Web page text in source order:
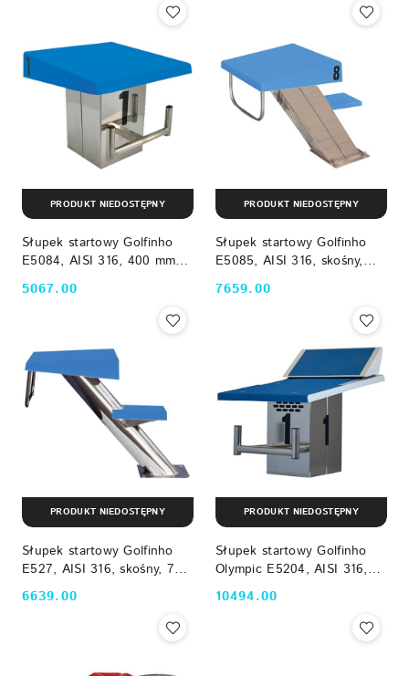
Słupek startowy Golfinho
E5084, AISI 316, 400 mm
Golfinho
Cena:
5067.00
PRODUKT NIEDOSTĘPNY
Słupek startowy Golfinho
E5085, AISI 316, skośny,
700 mm Golfinho
Cena:
7659.00
PRODUKT NIEDOSTĘPNY
Słupek startowy Golfinho
E527, AISI 316, skośny, 700
mm Golfinho
Cena:
6639.00
PRODUKT NIEDOSTĘPNY
Słupek startowy Golfinho
Olympic E5204, AISI 316,
pięciopozycyjny, 400 mm
Golfinho
Cena:
10494.00
PRODUKT NIEDOSTĘPNY